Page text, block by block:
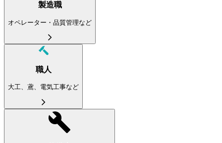
製造職
オペレーター・品質管理など
職人
大工、鳶、電気工事など